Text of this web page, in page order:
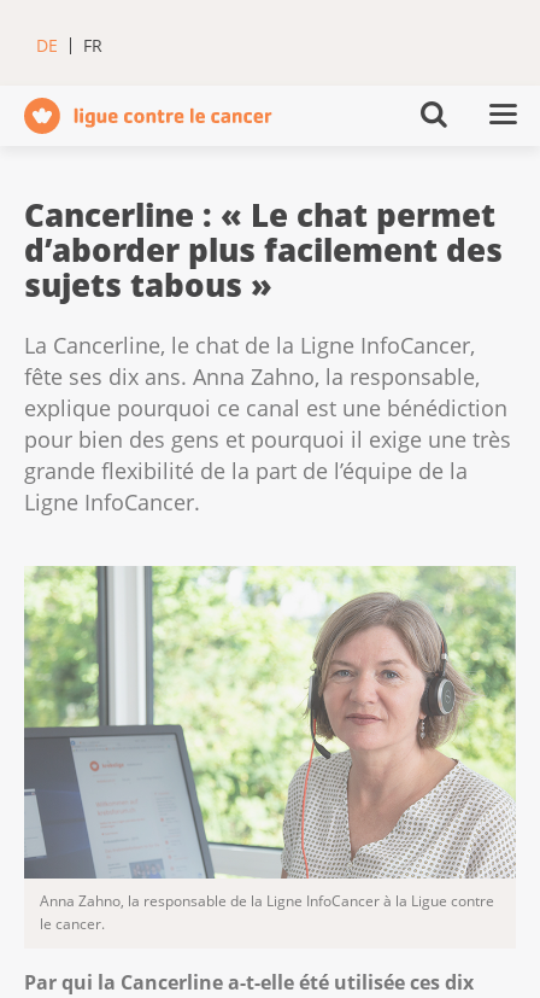
DE FR
Cancerline : « Le chat permet
d’aborder plus facilement des
sujets tabous »
La Cancerline, le chat de la Ligne InfoCancer,
fête ses dix ans. Anna Zahno, la responsable,
explique pourquoi ce canal est une bénédiction
pour bien des gens et pourquoi il exige une très
grande flexibilité de la part de l’équipe de la
Ligne InfoCancer.
Anna Zahno, la responsable de la Ligne InfoCancer à la Ligue contre
le cancer.
Par qui la Cancerline a-t-elle été utilisée ces dix